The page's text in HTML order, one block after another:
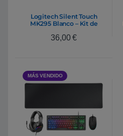
Logitech Silent Touch
MK295 Blanco – Kit de
36,00€
MÁS VENDIDO